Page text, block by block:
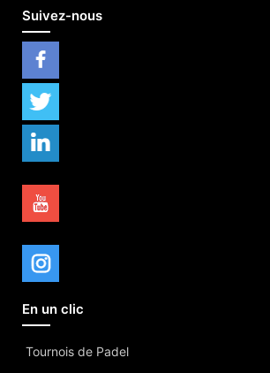
Suivez-nous
En un clic
Tournois de Padel